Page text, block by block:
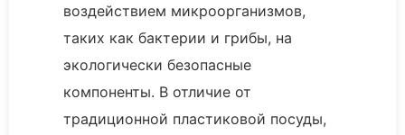
воздействием микроорганизмов,
таких как бактерии и грибы, на
экологически безопасные
компоненты. В отличие от
традиционной пластиковой посуды,